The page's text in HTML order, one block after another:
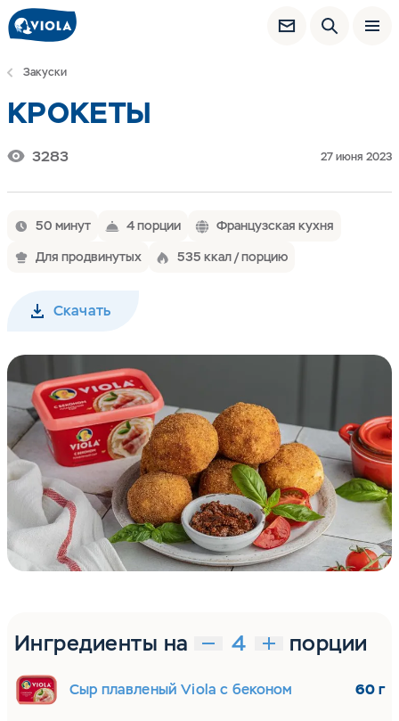
Закуски
КРОКЕТЫ
3283 27 июня 2023
50 минут 4 порции
Французская кухня
Для продвинутых
535 ккал / порцию
Скачать
Ингредиенты на порции
Сыр плавленый Viola с беконом 60 г